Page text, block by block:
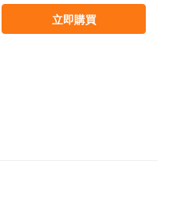
立即購買